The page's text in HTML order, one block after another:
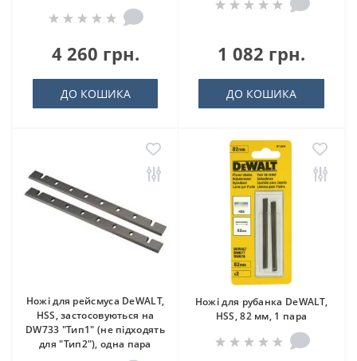
4 260 грн.
ДО КОШИКА
1 082 грн.
ДО КОШИКА
Ножі для рейсмуса DeWALT,
HSS, застосовуються на
DW733 "Тип1" (не підходять
для "Тип2"), одна пара
Ножі для рубанка DeWALT,
HSS, 82 мм, 1 пара